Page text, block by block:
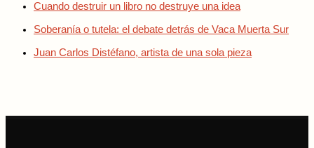
Cuando destruir un libro no destruye una idea
Soberanía o tutela: el debate detrás de Vaca Muerta Sur
Juan Carlos Distéfano, artista de una sola pieza